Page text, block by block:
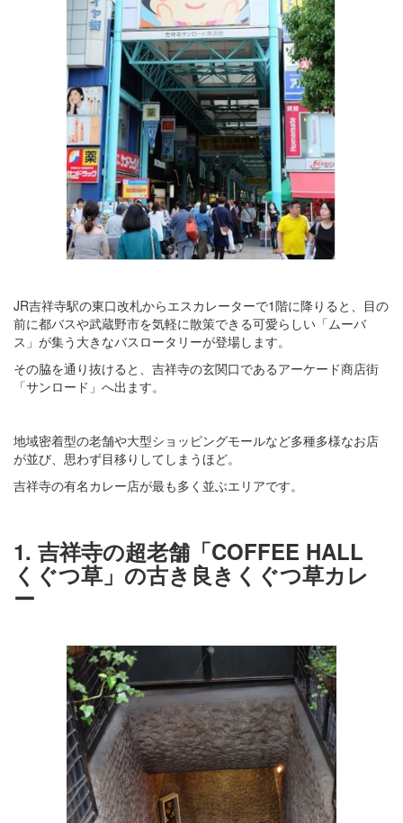
JR吉祥寺駅の東口改札からエスカレーターで1階に降りると、目の
前に都バスや武蔵野市を気軽に散策できる可愛らしい「ムーバ
ス」が集う大きなバスロータリーが登場します。
その脇を通り抜けると、吉祥寺の玄関口であるアーケード商店街
「サンロード」へ出ます。
地域密着型の老舗や大型ショッピングモールなど多種多様なお店
が並び、思わず目移りしてしまうほど。
吉祥寺の有名カレー店が最も多く並ぶエリアです。
1. 吉祥寺の超老舗「COFFEE HALL
くぐつ草」の古き良きくぐつ草カレ
ー